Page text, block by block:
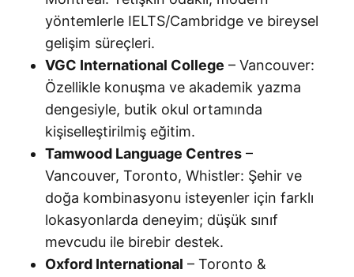
yöntemlerle IELTS/Cambridge ve bireysel
gelişim süreçleri.
VGC International College – Vancouver:
Özellikle konuşma ve akademik yazma
dengesiyle, butik okul ortamında
kişiselleştirilmiş eğitim.
Tamwood Language Centres –
Vancouver, Toronto, Whistler: Şehir ve
doğa kombinasyonu isteyenler için farklı
lokasyonlarda deneyim; düşük sınıf
mevcudu ile birebir destek.
Oxford International – Toronto &